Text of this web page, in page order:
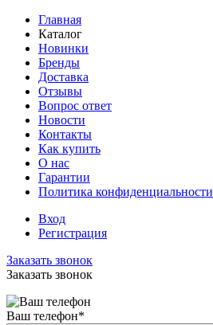
Главная
Каталог
Новинки
Бренды
Доставка
Отзывы
Вопрос ответ
Новости
Контакты
Как купить
О нас
Гарантии
Политика конфиденциальности
Вход
Регистрация
Заказать звонок
Заказать звонок
Ваш телефон*